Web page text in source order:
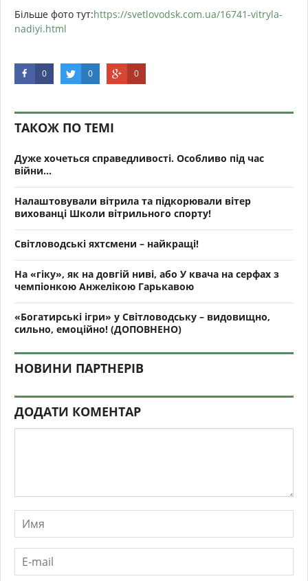
Більше фото тут:https://svetlovodsk.com.ua/16741-vitryla-
nadiyi.html
0 0 0
ТАКОЖ ПО ТЕМІ
Дуже хочеться справедливості. Особливо під час
війни...
Налаштовували вітрила та підкорювали вітер
вихованці Школи вітрильного спорту!
Світловодські яхтсмени – найкращі!
На «гіку», як на довгій ниві, або У квача на серфах з
чемпіонкою Анжелікою Гарькавою
«Богатирські ігри» у Світловодську – видовищно,
сильно, емоційно! (ДОПОВНЕНО)
НОВИНИ ПАРТНЕРІВ
ДОДАТИ КОМЕНТАР